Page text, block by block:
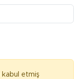
kabul etmiş